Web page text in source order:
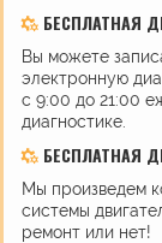
БЕСПЛАТНАЯ
Вы можете
электронную
с 9:00 до 21:00
диагностике.
БЕСПЛАТНАЯ
Мы произведем
системы
ремонт или нет!